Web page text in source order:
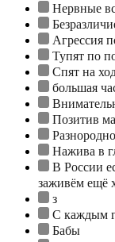
Нервные
Агрессия
Тупят по
Спят на
большая
Позитив
Нажива в
В России
заживём ещё
з
С каждым
Бабы